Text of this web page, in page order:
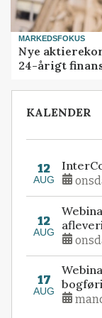
MARKEDSFOKUS
Nye
24-årigt
KALENDER
12
AUG
12
AUG
17
AUG